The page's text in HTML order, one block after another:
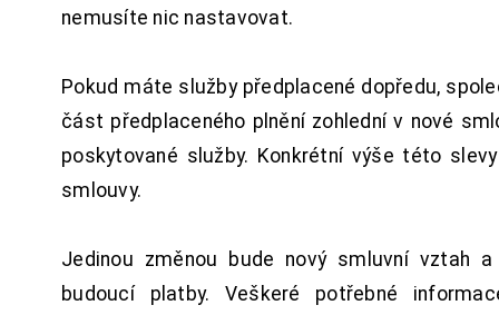
nemusíte nic nastavovat.
Pokud máte služby předplacené dopředu,
část předplaceného plnění zohlední v nové
poskytované služby. Konkrétní výše této
smlouvy.
Jedinou změnou bude nový smluvní vztah
budoucí platby. Veškeré potřebné